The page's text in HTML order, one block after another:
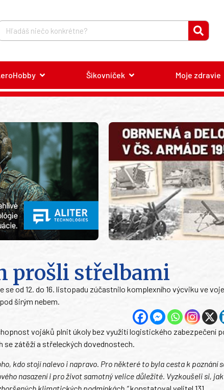
Šikovníček Moje zdravie
prošli střelbami
od 12. do 16. listopadu zúčastnilo komplexního výcviku ve
širým nebem.
vojáků plnit úkoly bez využití logistického zabezpečení
se zátěží a střeleckých dovednostech.
kdo stojí nalevo i napravo. Pro některé to byla cesta k poznání
nasazení i pro život samotný velice důležité. Vyzkoušeli si,
klimatických podmínkách,“konstatoval velitel 131.